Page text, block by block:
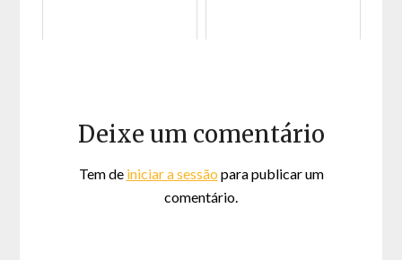
Deixe um comentário
Tem de iniciar a sessão para publicar um
comentário.